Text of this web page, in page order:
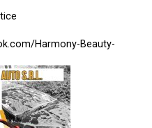
Harmony-Beauty-